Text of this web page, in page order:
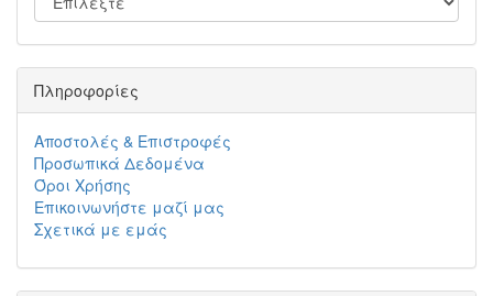
Πληροφορίες
Αποστολές & Επιστροφές
Προσωπικά Δεδομένα
Όροι Χρήσης
Επικοινωνήστε μαζί μας
Σχετικά με εμάς